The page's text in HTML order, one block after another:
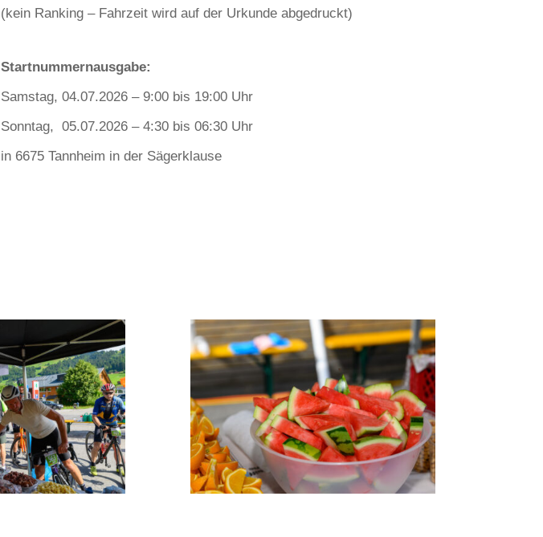
(kein Ranking – Fahrzeit wird auf der Urkunde abgedruckt)
Startnummernausgabe:
Samstag, 04.07.2026 – 9:00 bis 19:00 Uhr
Sonntag, 05.07.2026 – 4:30 bis 06:30 Uhr
in 6675 Tannheim in der Sägerklause